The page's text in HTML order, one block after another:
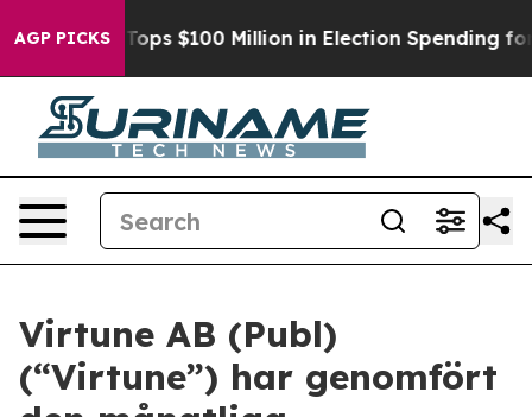
AGP PICKS
Aipac Tops $100 Million in Election Spending for
Virtune AB (Publ)
(“Virtune”) har genomfört